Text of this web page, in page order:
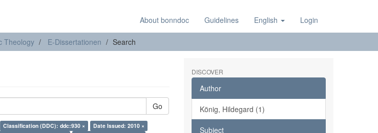
About bonndoc Guidelines English Login
Theology E-Dissertationen Search
Go
Classification (DDC): ddc:930 ×
Date Issued: 2010 ×
DISCOVER
Author
König, Hildegard (1)
Subject